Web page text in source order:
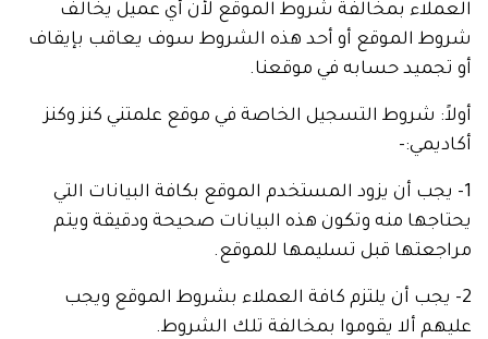
العملاء بمخالفة شروط الموقع لأن أي عميل يخالف
شروط الموقع أو أحد هذه الشروط سوف يعاقب بإيقاف
أو تجميد حسابه في موقعنا.
أولاً: شروط التسجيل الخاصة في موقع علمتني كنز وكنز
أكاديمي:-
1- يجب أن يزود المستخدم الموقع بكافة البيانات التي
يحتاجها منه وتكون هذه البيانات صحيحة ودقيقة ويتم
مراجعتها قبل تسليمها للموقع.
2- يجب أن يلتزم كافة العملاء بشروط الموقع ويجب
عليهم ألا يقوموا بمخالفة تلك الشروط.